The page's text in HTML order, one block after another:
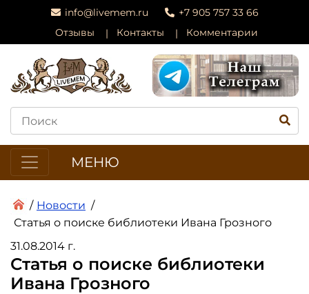
info@livemem.ru
+7 905 757 33 66
Отзывы
Контакты Комментарии
МЕНЮ
/ Новости /
Статья о поиске библиотеки Ивана Грозного
31.08.2014 г.
Статья о поиске библиотеки
Ивана Грозного